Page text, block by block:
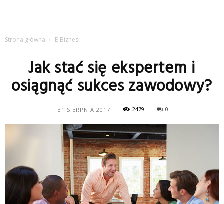
Strona główna E-Biznes
Jak stać się ekspertem i
osiągnąć sukces zawodowy?
31 SIERPNIA 2017 2479 0